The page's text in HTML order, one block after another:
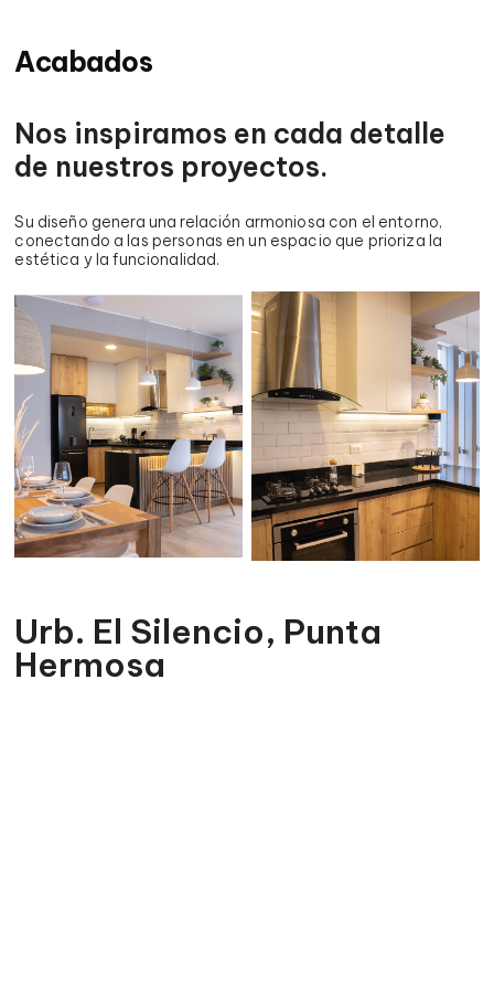
Acabados
Nos inspiramos en cada detalle
de nuestros proyectos.
Su diseño genera una relación armoniosa con el entorno,
conectando a las personas en un espacio que prioriza la
estética y lafuncionalidad.
Urb. El Silencio, Punta
Hermosa